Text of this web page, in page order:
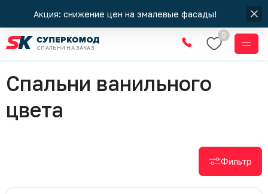
Акция: снижение цен на эмалевые фасады!
СПАЛЬНИ НА ЗАКАЗ
0
Спальни
Спальни ванильного
цвета
Фильтр